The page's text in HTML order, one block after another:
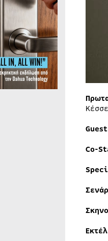
Co-